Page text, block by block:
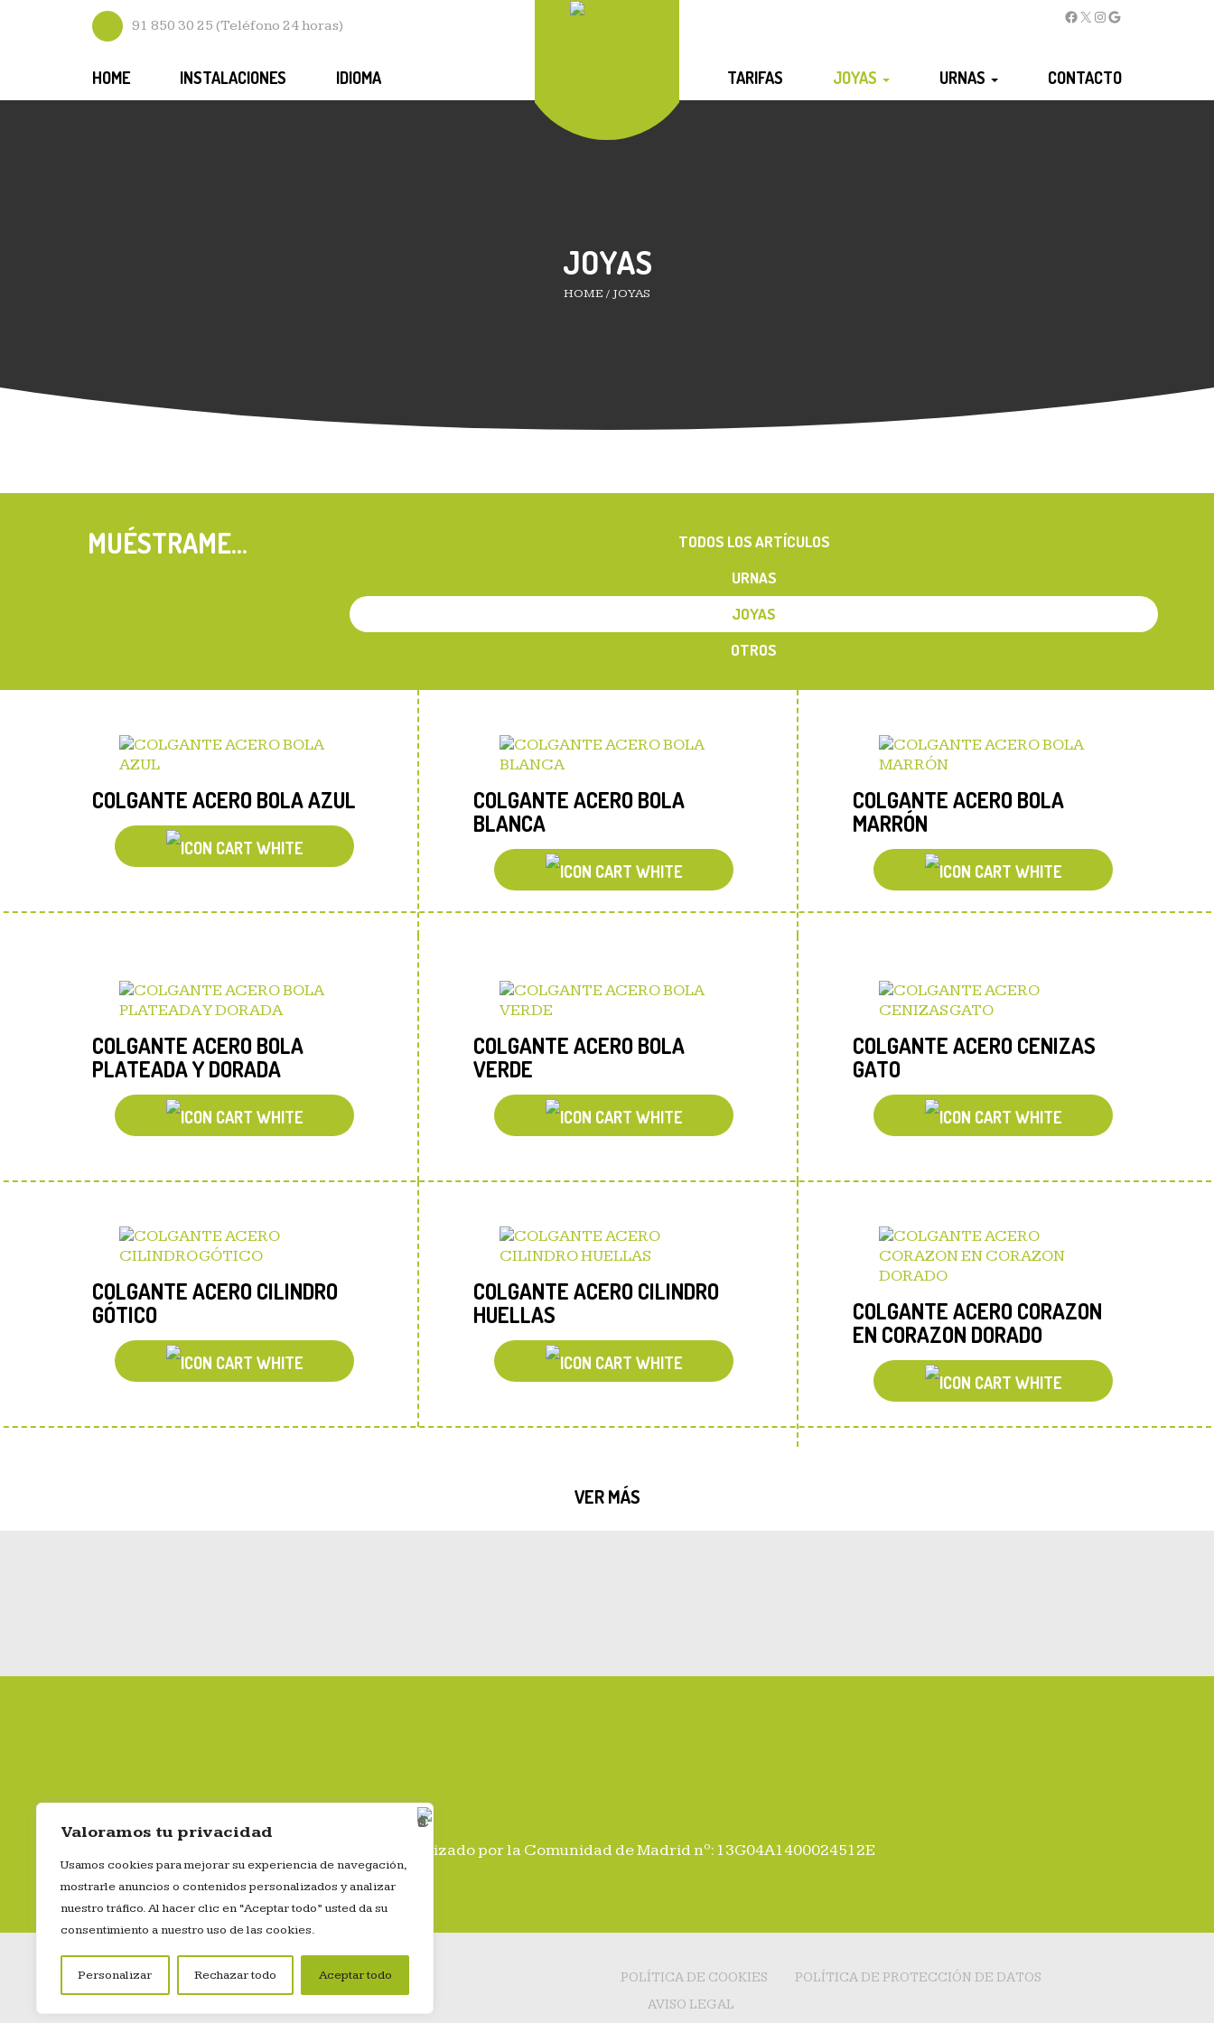
Valoramos tu privacidad
Usamos cookies para mejorar su experiencia de navegación,
mostrarle anuncios o contenidos personalizados y analizar
nuestro tráfico. Al hacer clic en “Aceptar todo” usted da su
consentimiento a nuestro uso de las cookies.
Personalizar Rechazar todo Aceptar todo
91 850 30 25 (Teléfono 24 horas)
HOME INSTALACIONES IDIOMA TARIFAS JOYAS URNAS CONTACTO
JOYAS
HOME / JOYAS
MUÉSTRAME...
TODOS LOS ARTÍCULOS
URNAS
JOYAS
OTROS
COLGANTE ACERO BOLA AZUL
COLGANTE ACERO BOLA
BLANCA
COLGANTE ACERO BOLA
MARRÓN
COLGANTE ACERO BOLA
PLATEADA Y DORADA
COLGANTE ACERO BOLA
VERDE
COLGANTE ACERO CENIZAS
GATO
COLGANTE ACERO CILINDRO
GÓTICO
COLGANTE ACERO CILINDRO
HUELLAS
COLGANTE ACERO CORAZON
EN CORAZON DORADO
VER MÁS
Gestor autorizado por la Comunidad de Madrid nº: 13G04A1400024512E
POLÍTICA DE COOKIES
POLÍTICA DE PROTECCIÓN DE DATOS
AVISO LEGAL
© Copyright 2024 Everpet